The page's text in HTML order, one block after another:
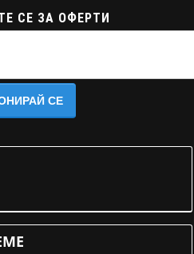
СЕ ЗА ОФЕРТИ
СЕ